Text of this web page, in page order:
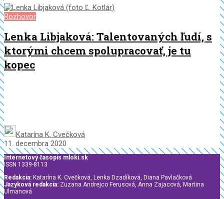
Rozhovor
Lenka Libjaková: Talentovaných ľudí, s
ktorými chcem spolupracovať, je tu
kopec
Katarína K. Cvečková
11. decembra 2020
Internetový časopis mloki.sk
ISSN 1339-8113
Redakcia: Katarína K. Cvečková, Lenka Dzadíková, Diana Pavlačková
Jazyková redakcia: Zuzana Andrejco Ferusová, Anna Zajacová, Martina
Ulmanová